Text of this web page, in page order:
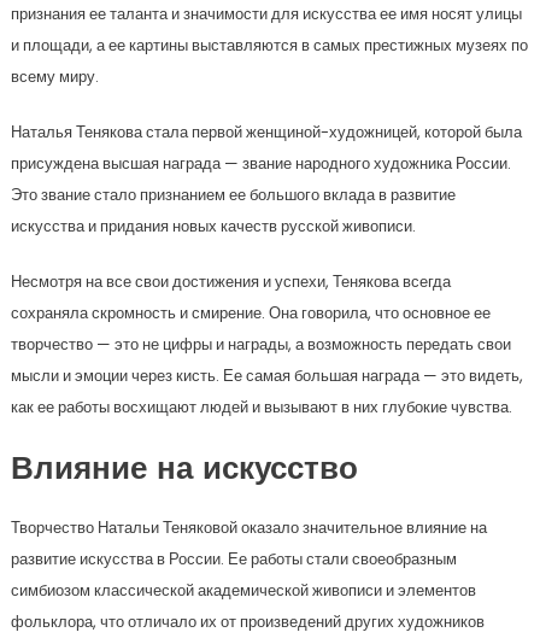
признания ее таланта и значимости для искусства ее имя носят улицы
и площади, а ее картины выставляются в самых престижных музеях по
всему миру.
Наталья Тенякова стала первой женщиной-художницей, которой была
присуждена высшая награда — звание народного художника России.
Это звание стало признанием ее большого вклада в развитие
искусства и придания новых качеств русской живописи.
Несмотря на все свои достижения и успехи, Тенякова всегда
сохраняла скромность и смирение. Она говорила, что основное ее
творчество — это не цифры и награды, а возможность передать свои
мысли и эмоции через кисть. Ее самая большая награда — это видеть,
как ее работы восхищают людей и вызывают в них глубокие чувства.
Влияние на искусство
Творчество Натальи Теняковой оказало значительное влияние на
развитие искусства в России. Ее работы стали своеобразным
симбиозом классической академической живописи и элементов
фольклора, что отличало их от произведений других художников